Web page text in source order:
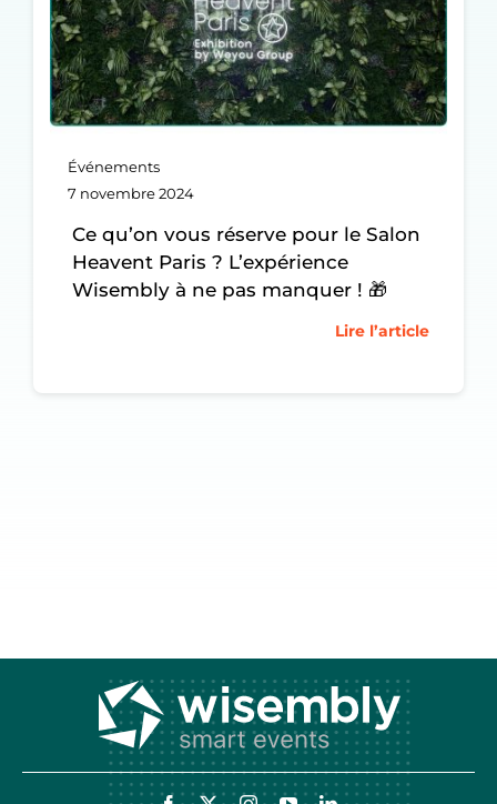
Événements
7 novembre 2024
Ce qu’on vous réserve pour le Salon
Heavent Paris ? L’expérience
Wisembly à ne pas manquer ! 🎁
Lire l’article